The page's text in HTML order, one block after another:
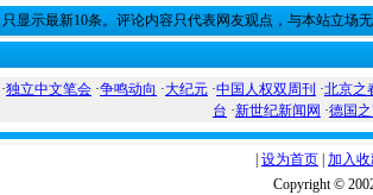
只显示最新10条。评论内容只代表网友观点，与本站立场
·独立中文笔会 ·争鸣动向 ·大纪元 ·中国人权双周刊 ·北京之
台 ·新世纪新闻网 ·德国
设为首页 加入
Copyright ©